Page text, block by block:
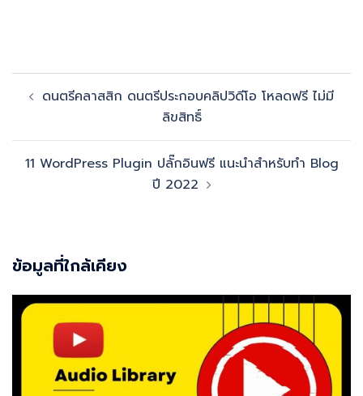
Post
navigation
ดนตรีคลาสสิก ดนตรีประกอบคลิปวิดีโอ โหลดฟรี ไม่มี
ลิขสิทธิ์
11 WordPress Plugin ปลั๊กอินฟรี แนะนำสำหรับทำ Blog
ปี 2022
ข้อมูลที่ใกล้เคียง